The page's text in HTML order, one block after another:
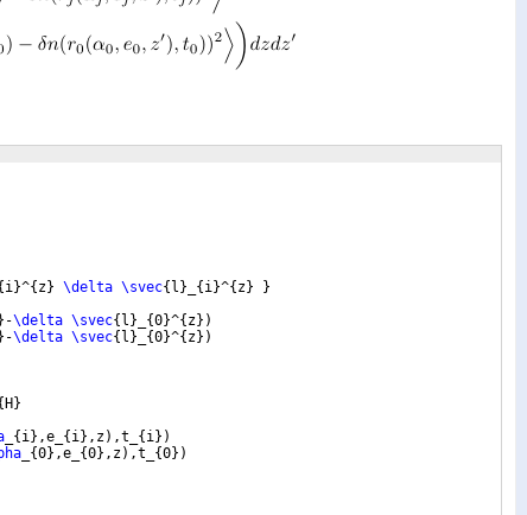
i}^{ z} \delta \svec{ l } { i}^{ z}
}
} -\delta \svec{ l } {0}^{ z})
} -\delta \svec{ l } {0}^{ z})
H }
{ i} ,e_ { i} ,z) ,t_ { i})
{0} ,e_ {0} ,z) ,t_ {0})